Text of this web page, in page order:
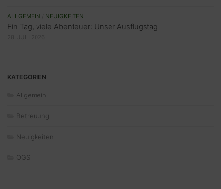
ALLGEMEIN NEUIGKEITEN
Ein Tag, viele Abenteuer: Unser Ausflugstag
KATEGORIEN
Allgemein
Betreuung
Neuigkeiten
OGS